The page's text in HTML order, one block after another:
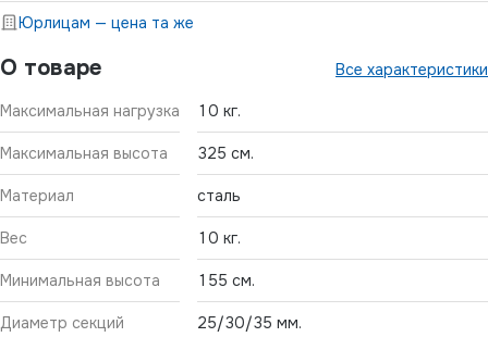
О товаре Все характеристики
Максимальная нагрузка 10 кг.
Максимальная высота 325 см.
Материал сталь
Вес 10 кг.
Минимальная высота 155 см.
Диаметр секций 25/30/35 мм.
Юрлицам — цена та же